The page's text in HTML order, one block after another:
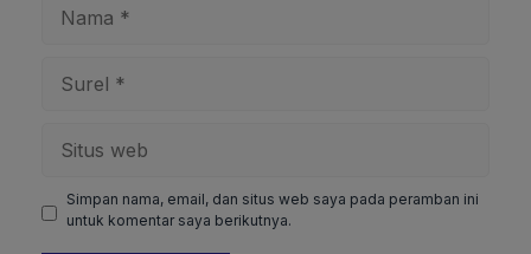
web
Simpan nama, email, dan situs web saya pada peramban ini
untuk komentar saya berikutnya.